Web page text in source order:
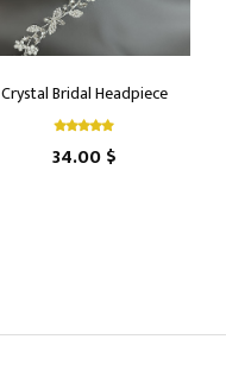
Crystal Bridal Headpiece
34.00 $